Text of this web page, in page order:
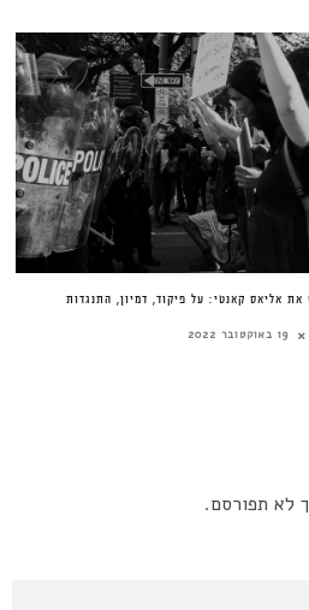
את אליאס קאנטי: על פיקוד, דמיון, התנגדות
19 באוקטובר 2022
לא תפורסם.